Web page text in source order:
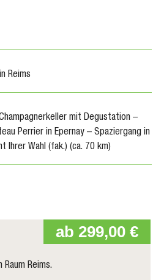
Reims
mit Degustation –
Perrier in Epernay – Spaziergang in
Ihrer Wahl (fak.) (ca. 70 km)
ab 299,00 €
Reims.